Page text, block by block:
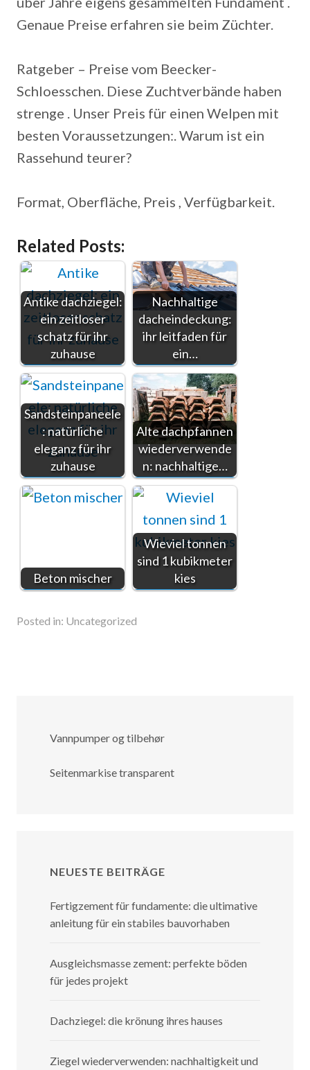
Genaue Preise erfahren sie beim Züchter.
Ratgeber – Preise vom Beecker-
Schloesschen. Diese Zuchtverbände haben
strenge . Unser Preis für einen Welpen mit
besten Voraussetzungen:. Warum ist ein
Rassehund teurer?
Format, Oberfläche, Preis , Verfügbarkeit.
Related Posts:
Antike dachziegel:
ein zeitloser
schatz für ihr
zuhause
Nachhaltige
dacheindeckung:
ihr leitfaden für
ein…
Sandsteinpaneele
: natürliche
eleganz für ihr
zuhause
Alte dachpfannen
wiederverwende
n: nachhaltige…
Beton mischer
Wieviel tonnen
sind 1 kubikmeter
kies
Posted in: Uncategorized
Vannpumper og tilbehør
Seitenmarkise transparent
NEUESTE BEITRÄGE
Fertigzement für fundamente: die ultimative
anleitung für ein stabiles bauvorhaben
Ausgleichsmasse zement: perfekte böden
für jedes projekt
Dachziegel: die krönung ihres hauses
Ziegel wiederverwenden: nachhaltigkeit und